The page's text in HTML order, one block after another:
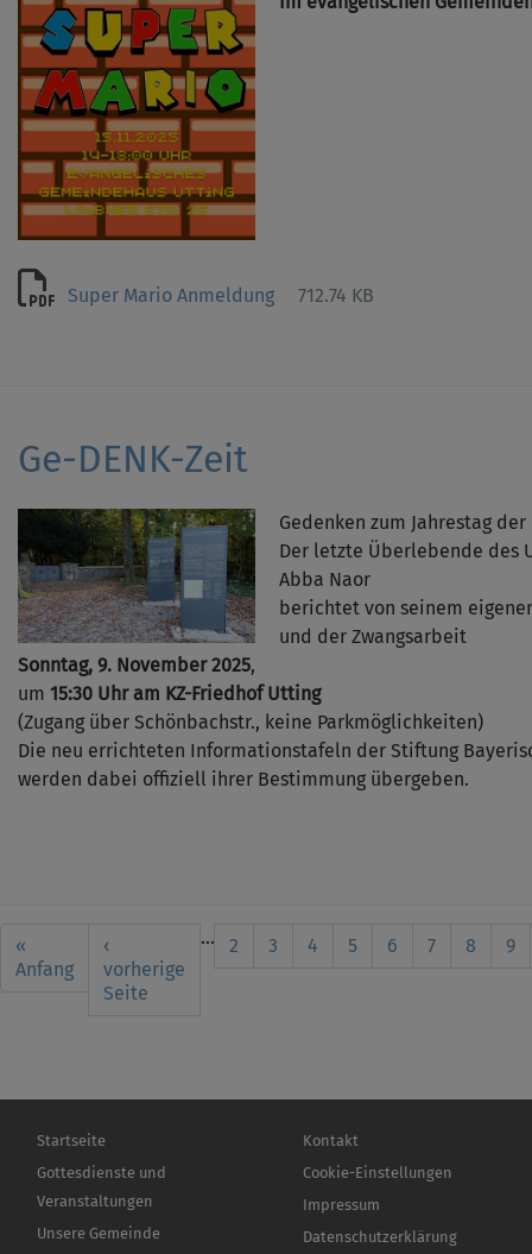
Super Mario Anmeldung 712.74 KB
Ge-DENK-Zeit
Gedenken zum Jahrestag
Der letzte Überlebende des
Abba Naor
berichtet von seinem
und der Zwangsarbeit
Sonntag, 9. November 2025,
um 15:30 Uhr am KZ-Friedhof Utting
(Zugang über Schönbachstr., keine Parkmöglichkeiten)
Die neu errichteten Informationstafeln der Stiftung
werden dabei offiziell ihrer Bestimmung übergeben.
Seitennummerierung
First
page
«
Anfang
Vorherige
Seite
‹
vorherige
Seite
… Seite
2 Seite
3 Seite
4 Seite
5
Aktuelle
6 Seite
7 Seite
8 9
Hauptnavigation
Startseite
Gottesdienste und
Veranstaltungen
Unsere Gemeinde
Fußbereichsmenü
Kontakt
Cookie-Einstellungen
Impressum
Datenschutzerklärung